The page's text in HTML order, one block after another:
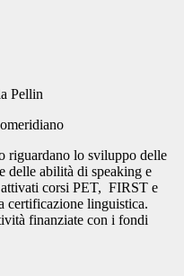
Pellin
riguardano lo sviluppo delle
delle abilità di speaking e
corsi PET, FIRST e
certificazione linguistica.
finanziate con i fondi